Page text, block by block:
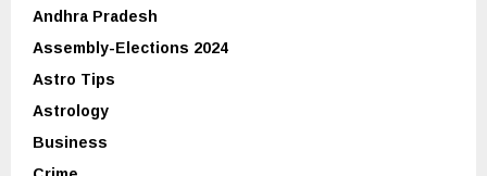
Andhra Pradesh
Assembly-Elections 2024
Astro Tips
Astrology
Business